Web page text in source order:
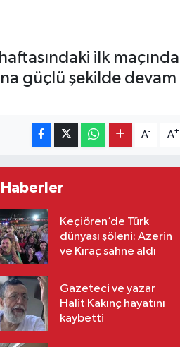
ilk maçında
güçlü şekilde devam
A- A+
Keçiören’de Türk
dünyası şöleni: Azerin
ve Kıraç sahne aldı
Gazeteci ve yazar
Halit Kakınç hayatını
kaybetti